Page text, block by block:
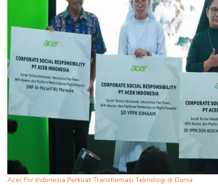
Acer For Indonesia Perkuat Transformasi Teknologi di Dunia